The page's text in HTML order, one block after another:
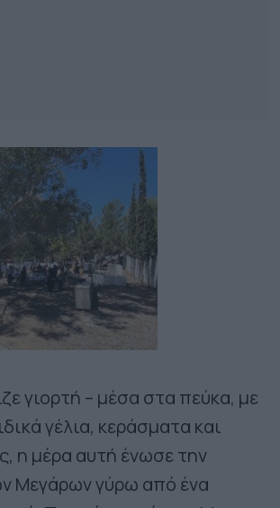
γιορτή – μέσα στα πεύκα, με
γέλια, κεράσματα και
η μέρα αυτή ένωσε την
Μεγάρων γύρω από ένα